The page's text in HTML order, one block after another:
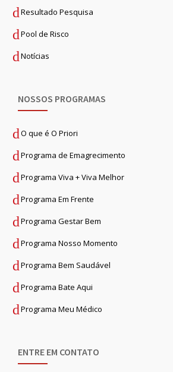
Resultado Pesquisa
Pool de Risco
Notícias
NOSSOS PROGRAMAS
O que é O Priori
Programa de Emagrecimento
Programa Viva + Viva Melhor
Programa Em Frente
Programa Gestar Bem
Programa Nosso Momento
Programa Bem Saudável
Programa Bate Aqui
Programa Meu Médico
ENTRE EM CONTATO